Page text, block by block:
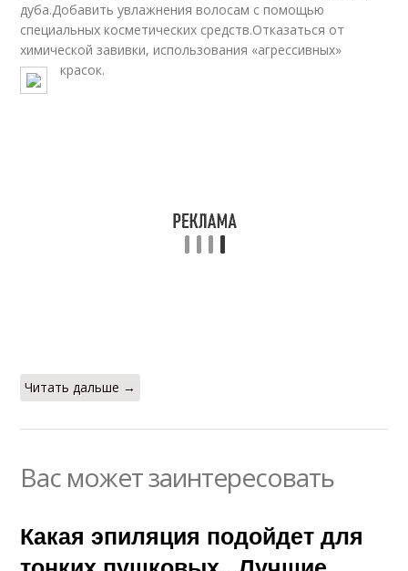
дуба.Добавить увлажнения волосам с помощью
специальных косметических средств.Отказаться от
химической завивки, использования «агрессивных»
красок.
Читать дальше →
Вас может заинтересовать
Какая эпиляция подойдет для